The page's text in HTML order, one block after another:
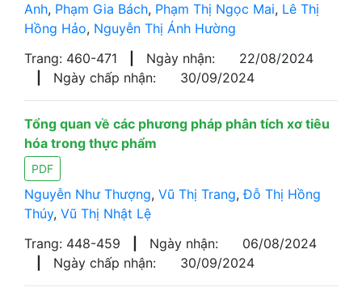
Anh, Phạm Gia Bách, Phạm Thị Ngọc Mai, Lê Thị
Hồng Hảo, Nguyễn Thị Ánh Hường
Trang: 460-471
Ngày nhận:
22/08/2024
Ngày chấp nhận: 30/09/2024
Tổng quan về các phương pháp phân tích xơ tiêu
hóa trong thực phẩm
PDF
Nguyễn Như Thượng, Vũ Thị Trang,Đỗ Thị Hồng
Thúy, Vũ Thị Nhật Lệ
Trang: 448-459
Ngày nhận:
06/08/2024
Ngày chấp nhận: 30/09/2024